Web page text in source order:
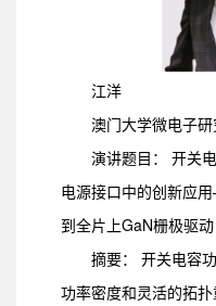
江洋
澳门大学微电子
演讲题目： 开关
电源接口中的创新应
到全片上GaN栅极驱动
摘要： 开关电容
功率密度和灵活的拓